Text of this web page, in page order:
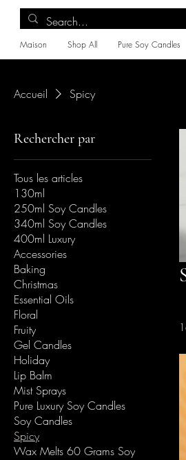
Maison Shop All Pure Soy Candles
Accueil Spicy
Rechercher par
Tous les articles
130ml
250ml Soy Candles
340ml Soy Candles
400ml Luxury
Accessories
Baking
Christmas
Essential Oils
Floral
Fruity
Gel Candles
Holiday
Lip Balm
Mist Sprays
Pure Luxury Soy Candles
Soy Candles
Spicy
Wax Melts 60 Grams Soy